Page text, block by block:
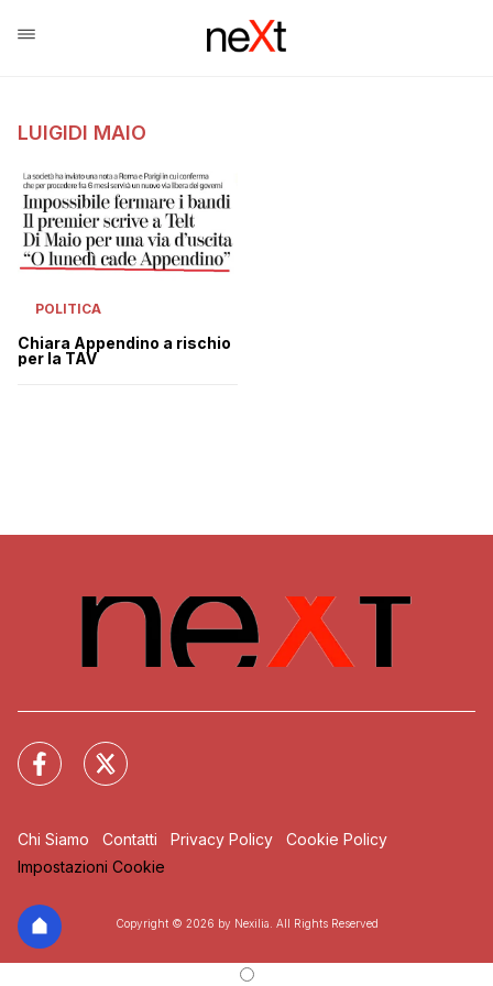
LUIGIDI MAIO
POLITICA
Chiara Appendino a rischio
per la TAV
Chi Siamo Contatti Privacy Policy
Cookie Policy
Impostazioni Cookie
Copyright © 2026 by Nexilia. All Rights Reserved